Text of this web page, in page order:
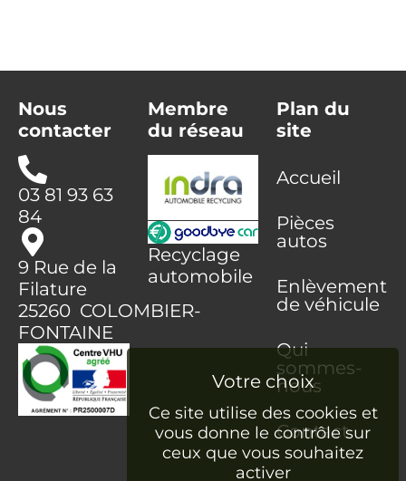
Nous
contacter
03 81 93 63
84
9 Rue de la
Filature
25260 COLOMBIER-
FONTAINE
Membre
du réseau
Recyclage
automobile
Plan du
site
Accueil
Pièces
autos
Enlèvement
de véhicule
Qui
sommes-
nous
Contact
Ce site utilise des cookies et
vous donne le contrôle sur
ceux que vous souhaitez
activer